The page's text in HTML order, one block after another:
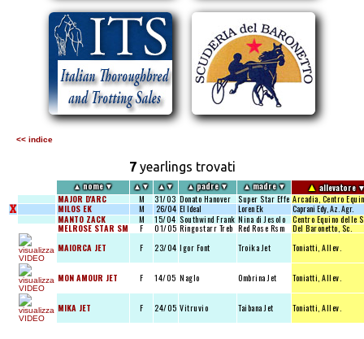
<< indice
7yearlings trovati
▲nome▼ ▲▼ ▲▼ ▲padre▼ ▲madre▼ ▲allevatore
MAJOR D'ARC M 31/03 Donato Hanover Super Star Effe Arcadia, Centro
X MILOS EK M 26/04 El Ideal Loren Ek
Caprani Edy, Az. Agr.
MANTO ZACK
M 15/04 Southwind Frank Nina di Jesolo Centro Equino delle
MELROSE STAR SM F 01/05 Ringostarr Treb Red Rose Rsm
Del Baronetto, Sc.
MAIORCA JET
F 23/04 Igor Font Troika Jet Toniatti, Allev.
MON AMOUR JET F 14/05 Naglo Ombrina Jet Toniatti, Allev.
MIKA JET F 24/05 Vitruvio Taibana Jet Toniatti, Allev.